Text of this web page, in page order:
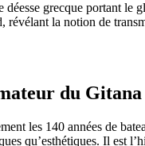
grecque portant
la notion de
du Gitana
les 140 années de
qu’esthétiques. Il est